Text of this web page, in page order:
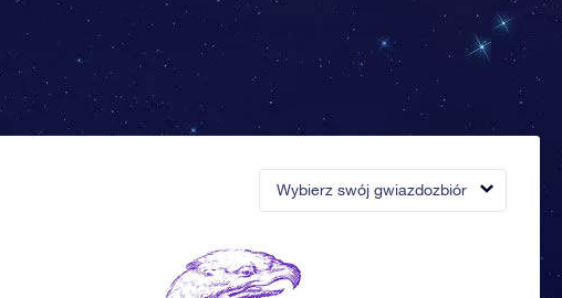
Wybierz swój gwiazdozbiór